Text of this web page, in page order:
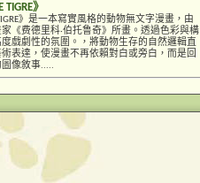
TIGRE》
TIGRE》是一本寫實風格的動物無文字漫畫，由
《费德里科·伯托鲁奇》所畫。透過色彩與構
度戲劇性的氛圍。，將動物生存的自然邏輯直
表達，使漫畫不再依賴對白或旁白，而是回
像敘事.....